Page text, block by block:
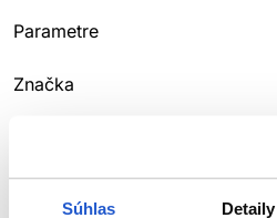
Súhlas Detaily
Parametre
Značka